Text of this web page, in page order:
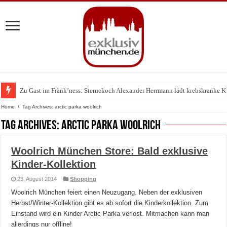
Zu Gast im Fränk’ness: Sternekoch Alexander Herrmann lädt krebskranke
Warum München gerade zum Treffpunkt der Lingerie-Branche wurde
Home / Tag Archives: arctic parka woolrich
Tag Archives:arctic parka woolrich
Woolrich München Store: Bald exklusive
Kinder-Kollektion
23. August 2014 Shopping
Woolrich München feiert einen Neuzugang. Neben der exklusiven
Herbst/Winter-Kollektion gibt es ab sofort die Kinderkollektion. Zum
Einstand wird ein Kinder Arctic Parka verlost. Mitmachen kann man
allerdings nur offline!